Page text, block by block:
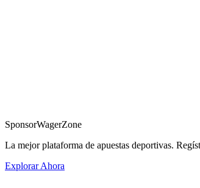
SponsorWagerZone
La mejor plataforma de apuestas deportivas.
Explorar Ahora